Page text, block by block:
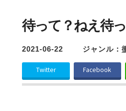
待って？ねえ待
2021-06-22 ジャンル：
Twitter Facebook